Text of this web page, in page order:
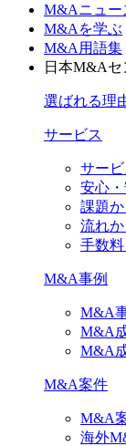
M&Aニュー
M&Aを学ぶ
M&A用語集
日本M&Aセ
選ばれる理
サービス
サービ
安心
課題
流れ
手数
M&A事例
M&A
M&A
M&A
M&A案件
M&A
海外